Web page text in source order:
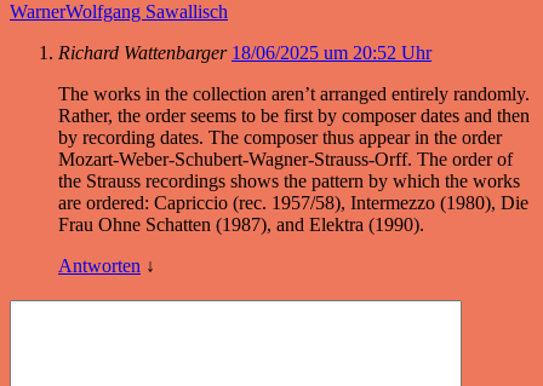
WarnerWolfgang Sawallisch
Richard Wattenbarger 18/06/2025 um 20:52 Uhr
The works in the collection aren’t arranged entirely randomly.
Rather, the order seems to be first by composer dates and then
by recording dates. The composer thus appear in the order
Mozart-Weber-Schubert-Wagner-Strauss-Orff. The order of
the Strauss recordings shows the pattern by which the works
are ordered: Capriccio (rec. 1957/58), Intermezzo (1980), Die
Frau Ohne Schatten (1987), and Elektra (1990).
Antworten ↓